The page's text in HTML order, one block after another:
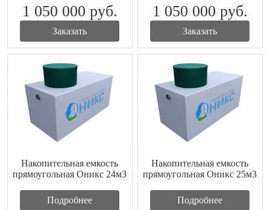
1 050 000 руб.
Заказать
1 050 000 руб.
Заказать
Накопительная емкость
прямоугольная Оникс 24м3
Подробнее
Накопительная емкость
прямоугольная Оникс 25м3
Подробнее